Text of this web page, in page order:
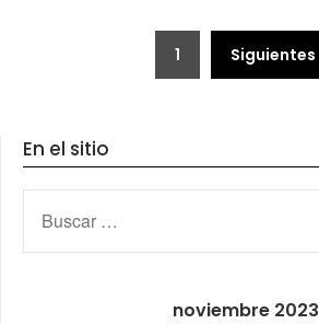
1 Siguientes
En el sitio
noviembre 2023